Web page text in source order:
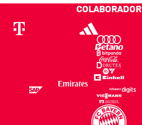
Bayern
COLABORADOR